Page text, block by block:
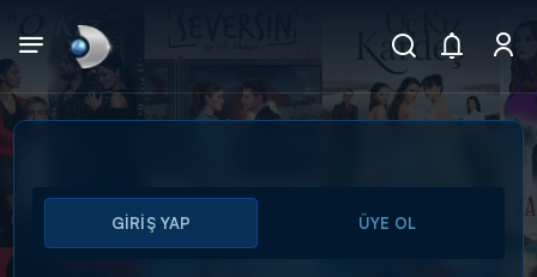
Arama
GİRİŞ YAP ÜYE OL